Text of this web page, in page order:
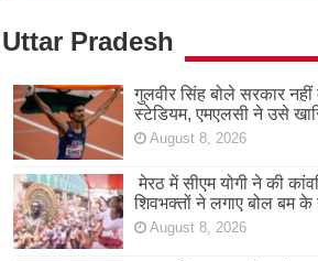
Uttar Pradesh
गुलवीर सिंह बोले सरकार नहीं
स्टेडियम, एमएलसी ने उसे
August 8, 2026
मेरठ में सीएम योगी ने की
शिवभक्तों ने लगाए बोल बम के
August 8, 2026